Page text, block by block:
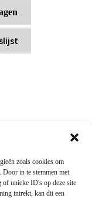
zoals cookies om
Door in te stemmen met
of unieke ID's op deze site
intrekt, kan dit een